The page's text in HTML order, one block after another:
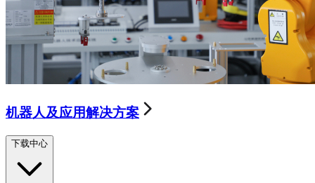
机器人及应用解决方案
下载中心